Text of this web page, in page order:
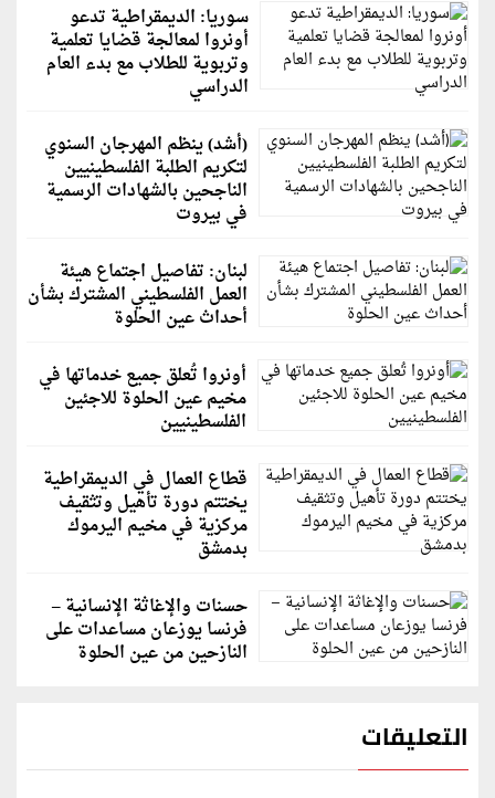
سوريا: الديمقراطية تدعو
أونروا لمعالجة قضايا تعلمية
وتربوية للطلاب مع بدء العام
الدراسي
(أشد) ينظم المهرجان السنوي
لتكريم الطلبة الفلسطينيين
الناجحين بالشهادات الرسمية
في بيروت
لبنان: تفاصيل اجتماع هيئة
العمل الفلسطيني المشترك بشأن
أحداث عين الحلوة
أونروا تُعلق جميع خدماتها في
مخيم عين الحلوة للاجئين
الفلسطينيين
قطاع العمال في الديمقراطية
يختتم دورة تأهيل وتثقيف
مركزية في مخيم اليرموك
بدمشق
حسنات والإغاثة الإنسانية –
فرنسا يوزعان مساعدات على
النازحين من عين الحلوة
التعليقات